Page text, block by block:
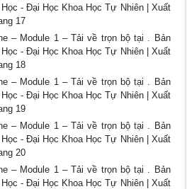
- Đại Học Khoa Học Tự Nhiên | Xuất
17
– Module 1 – Tải về trọn bộ tại . Bản
- Đại Học Khoa Học Tự Nhiên | Xuất
18
– Module 1 – Tải về trọn bộ tại . Bản
- Đại Học Khoa Học Tự Nhiên | Xuất
19
– Module 1 – Tải về trọn bộ tại . Bản
- Đại Học Khoa Học Tự Nhiên | Xuất
20
– Module 1 – Tải về trọn bộ tại . Bản
- Đại Học Khoa Học Tự Nhiên | Xuất